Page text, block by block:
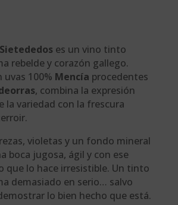
es un vino tinto
rebelde y corazón gallego.
uvas 100% Mencía procedentes
, combina la expresión
la variedad con la frescura
violetas y un fondo mineral
boca jugosa, ágil y con ese
que lo hace irresistible. Un tinto
demasiado en serio… salvo
lo bien hecho que está.